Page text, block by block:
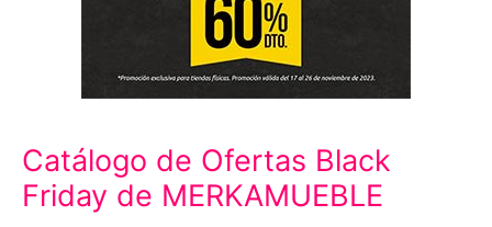
Catálogo de Ofertas Black
Friday de MERKAMUEBLE